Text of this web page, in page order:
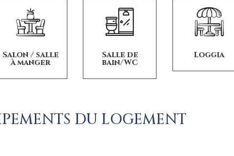
Salon / salle
à manger
Salle de
bain/WC
Loggia
DU LOGEMENT